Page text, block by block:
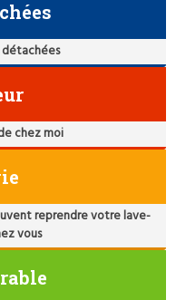
chez moi
reprendre votre lave-
vous